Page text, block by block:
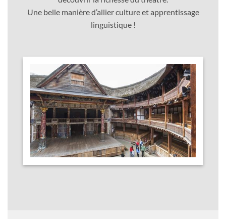
Une belle manière d’allier culture et apprentissage
linguistique !